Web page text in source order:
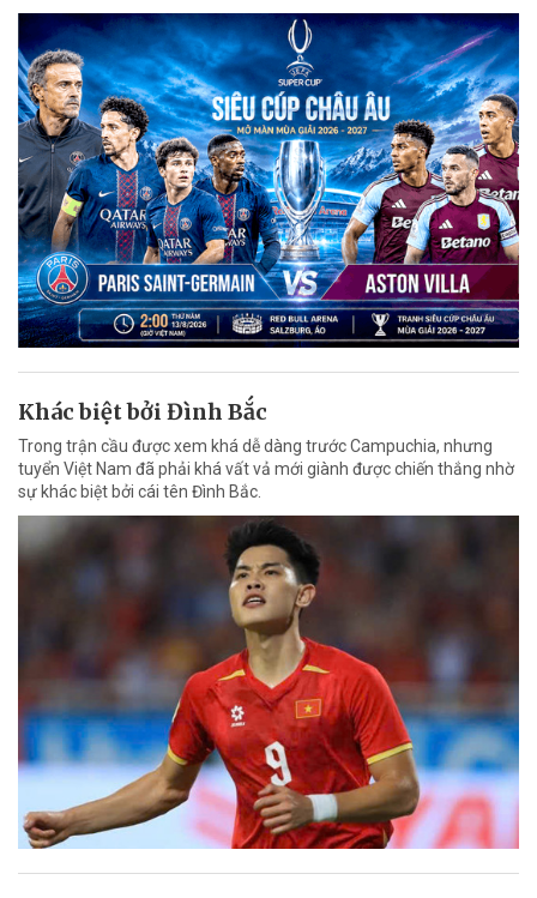
Khác biệt bởi Đình Bắc
Trong trận cầu được xem khá dễ dàng trước Campuchia, nhưng
tuyển Việt Nam đã phải khá vất vả mới giành được chiến thắng nhờ
sự khác biệt bởi cái tên Đình Bắc.